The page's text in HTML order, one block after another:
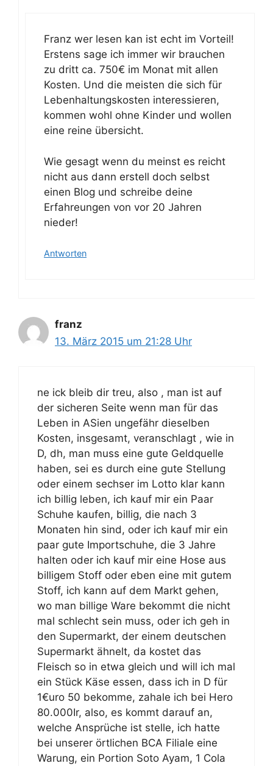
Franz wer lesen kan ist echt im Vorteil!
Erstens sage ich immer wir brauchen
zu dritt ca. 750€ im Monat mit allen
Kosten. Und die meisten die sich für
Lebenhaltungskosten interessieren,
kommen wohl ohne Kinder und wollen
eine reine übersicht.
Wie gesagt wenn du meinst es reicht
nicht aus dann erstell doch selbst
einen Blog und schreibe deine
Erfahreungen von vor 20 Jahren
nieder!
Antworten
franz
13. März 2015 um 21:28 Uhr
ne ick bleib dir treu, also , man ist auf
der sicheren Seite wenn man für das
Leben in ASien ungefähr dieselben
Kosten, insgesamt, veranschlagt , wie in
D, dh, man muss eine gute Geldquelle
haben, sei es durch eine gute Stellung
oder einem sechser im Lotto klar kann
ich billig leben, ich kauf mir ein Paar
Schuhe kaufen, billig, die nach 3
Monaten hin sind, oder ich kauf mir ein
paar gute Importschuhe, die 3 Jahre
halten oder ich kauf mir eine Hose aus
billigem Stoff oder eben eine mit gutem
Stoff, ich kann auf dem Markt gehen,
wo man billige Ware bekommt die nicht
mal schlecht sein muss, oder ich geh in
den Supermarkt, der einem deutschen
Supermarkt ähnelt, da kostet das
Fleisch so in etwa gleich und will ich mal
ein Stück Käse essen, dass ich in D für
1€uro 50 bekomme, zahale ich bei Hero
80.000Ir, also, es kommt darauf an,
welche Ansprüche ist stelle, ich hatte
bei unserer örtlichen BCA Filiale eine
Warung, ein Portion Soto Ayam, 1 Cola